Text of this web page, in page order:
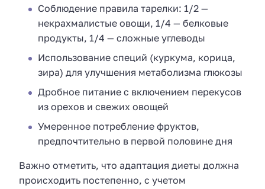
Соблюдение правила тарелки: 1/2 —
некрахмалистые овощи, 1/4 — белковые
продукты, 1/4 — сложные углеводы
Использование специй (куркума, корица,
зира) для улучшения метаболизма глюкозы
Дробное питание с включением перекусов
из орехов и свежих овощей
Умеренное потребление фруктов,
предпочтительно в первой половине дня
Важно отметить, что адаптация диеты должна
происходить постепенно, с учетом